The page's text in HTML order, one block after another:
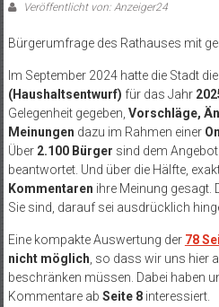
Veröffentlicht von: Anzeiger24
Bürgerumfrage des Rathauses mit
Im September 2024 hatte die Stadt die
(Haushaltsentwurf) für das Jahr
Gelegenheit gegeben, Vorschläge,
Meinungen dazu im Rahmen einer
Über 2.100 Bürger sind dem
beantwortet. Und über die Hälfte,
Kommentaren ihre Meinung gesagt.
Sie sind, darauf sei ausdrücklich
Eine kompakte Auswertung der 78
nicht möglich, so dass wir uns hier
beschränken müssen. Dabei haben
Kommentare ab Seite 8interessiert.